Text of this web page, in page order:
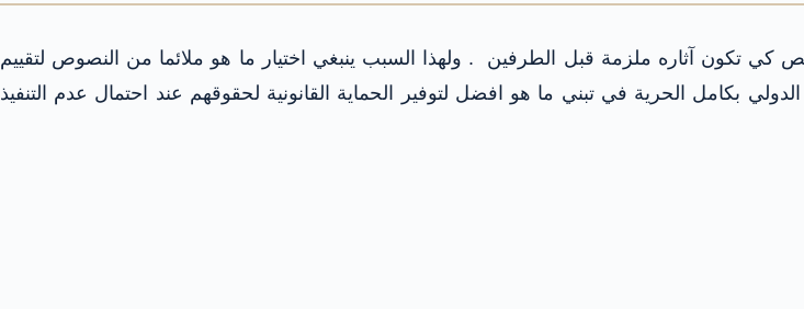
تكون آثاره ملزمة قبل الطرفين . ولهذا السبب ينبغي اختيار ما هو ملائما من النصوص لتقييم
بكامل الحرية في تبني ما هو افضل لتوفير الحماية القانونية لحقوقهم عند احتمال عدم التنفيذ